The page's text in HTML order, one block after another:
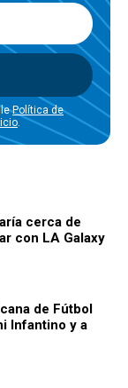
Política de
.
cerca de
con LA Galaxy
de Fútbol
Infantino y a